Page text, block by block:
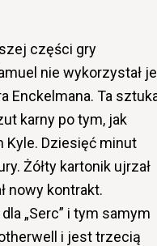
części gry
nie wykorzystał
Enckelmana. Ta
karny po tym, jak
Kyle. Dziesięć minut
Żółty kartonik ujrzał
nowy kontrakt.
„Serc” i tym samym
i jest trzecią